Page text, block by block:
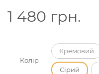
1 480 грн.
Колір
Кремовий
Сірий